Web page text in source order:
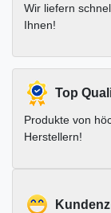
Wir liefern
Ihnen!
Top
Produkte von
Herstellern!